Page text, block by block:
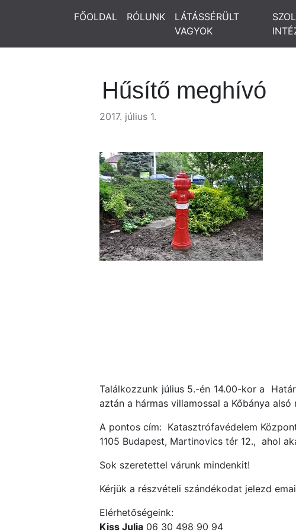
FŐOLDAL RÓLUNK
LÁTÁSSÉRÜLT
VAGYOK
Hűsítő meghívó
2017. július 1.
Találkozzunk július 5.-én 14.00-kor a
aztán a hármas villamossal a Kőbánya
A pontos cím: Katasztrófavédelem
1105 Budapest, Martinovics tér 12., ahol
Sok szeretettel várunk mindenkit!
Kérjük a részvételi szándékodat jelezd
Elérhetőségeink:
Kiss Julia 06 30 498 90 94